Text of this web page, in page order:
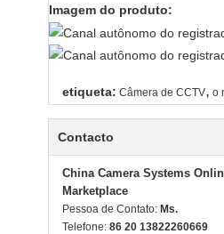
Imagem do produto:
etiqueta: Câmera de CCTV, o
Contacto
China Camera Systems
Marketplace
Pessoa de Contato: Ms.
Telefone: 86 20 13822260669